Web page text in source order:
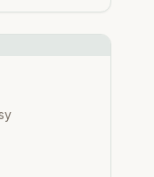
trasy